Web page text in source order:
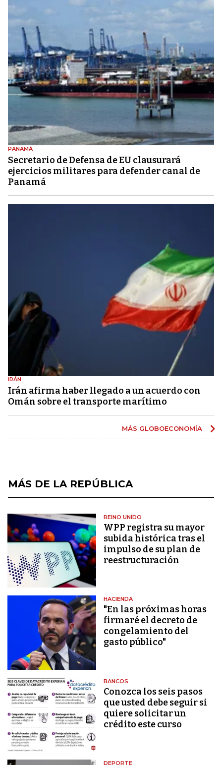
PANAMÁ
Secretario de Defensa de EU clausurará
ejercicios militares para defender canal de
Panamá
IRÁN
Irán afirma haber llegado a un acuerdo con
Omán sobre el transporte marítimo
MÁS GLOBOECONOMÍA
MÁS DE LA REPÚBLICA
REINO UNIDO
WPP registra su mayor
subida histórica tras el
impulso de su plan de
reestructuración
HACIENDA
"En las próximas horas
firmaré el decreto de
congelamiento del
gasto público"
BANCOS
Conozca los seis pasos
que usted debe seguir si
quiere solicitar un
crédito este curso
DEPORTE